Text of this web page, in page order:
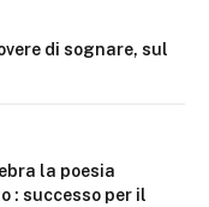
di sognare, sul
la poesia
: successo per il